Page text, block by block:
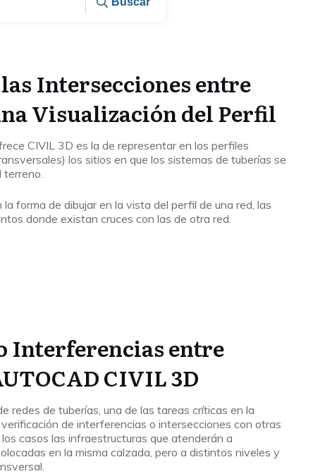
Intersecciones entre
Visualización del Perfil
CIVIL 3D es la de representar en los perfiles
los sitios en que los sistemas de tuberías se
terreno.
forma de dibujar en la vista del perfil de una red, las
donde existan cruces con las de otra red.
Interferencias entre
CIVIL 3D
redes de tuberías, una de las tareas críticas en la
de interferencias o intersecciones con otras
casos las infraestructuras que atenderán a
en la misma calzada, pero a distintos niveles y